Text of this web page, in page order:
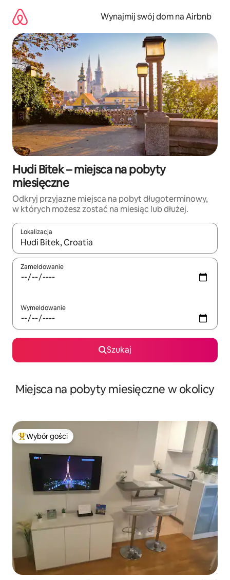
treści
Wynajmij swój dom na Airbnb
Hudi Bitek – miejsca na pobyty
miesięczne
Odkryj przyjazne miejsca na pobyt długoterminowy,
w których możesz zostać na miesiąc lub dłużej.
Lokalizacja
Gdy wyniki będą dostępne, możesz poruszać się po nich za
Zameldowanie
Wymeldowanie
Szukaj
Miejsca na pobyty miesięczne w okolicy
Najpopularniejsze z kategorii Wybór gości
Wybór gości